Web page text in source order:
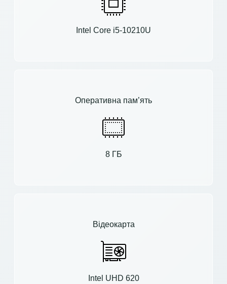
Intel Core i5-10210U
Оперативна пам’ять
8 ГБ
Відеокарта
Intel UHD 620